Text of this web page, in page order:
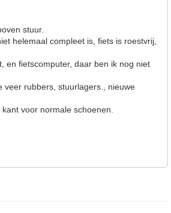
stuur.
helemaal compleet is, fiets is roestvrij,
en fietscomputer, daar ben ik nog niet
veer rubbers, stuurlagers., nieuwe
voor normale schoenen.